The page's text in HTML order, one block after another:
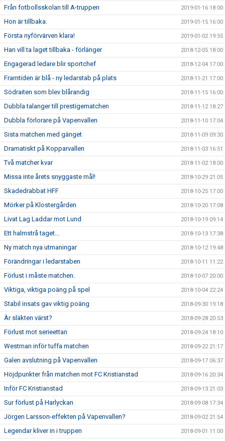
Från fotbollsskolan till A-truppen 2019-01-16 18:00
Hon är tillbaka. 2019-01-15 16:00
Första nyförvärven klara! 2019-01-02 19:55
Han vill ta laget tillbaka - förlänger 2018-12-05 18:00
Engagerad ledare blir sportchef 2018-12-04 17:00
Framtiden är blå - ny ledarstab på plats 2018-11-21 17:00
Södraiten som blev blårandig 2018-11-15 16:00
Dubbla talanger till prestigematchen 2018-11-12 18:27
Dubbla förlorare på Vapenvallen 2018-11-10 17:04
Sista matchen med gänget 2018-11-09 09:30
Dramatiskt på Kopparvallen 2018-11-03 16:51
Två matcher kvar 2018-11-02 18:00
Missa inte årets snyggaste mål! 2018-10-29 21:05
Skadedrabbat HFF 2018-10-25 17:00
Mörker på Klostergården 2018-10-20 17:08
Livat Lag Laddar mot Lund 2018-10-19 09:14
Ett halmstrå taget... 2018-10-13 17:38
Ny match nya utmaningar 2018-10-12 19:48
Förändringar i ledarstaben 2018-10-11 11:22
Förlust i måste matchen. 2018-10-07 20:00
Viktiga, viktiga poäng på spel 2018-10-04 22:24
Stabil insats gav viktig poäng 2018-09-30 19:18
Är släkten värst? 2018-09-28 20:53
Förlust mot serieettan 2018-09-24 18:10
Westman inför tuffa matchen 2018-09-22 21:17
Galen avslutning på Vapenvallen 2018-09-17 06:37
Höjdpunkter från matchen mot FC Kristianstad 2018-09-16 20:34
Inför FC Kristianstad 2018-09-13 21:03
Sur förlust på Harlyckan 2018-09-08 17:34
Jörgen Larsson-effekten på Vapenvallen? 2018-09-02 21:54
Legendar kliver in i truppen 2018-09-01 11:00